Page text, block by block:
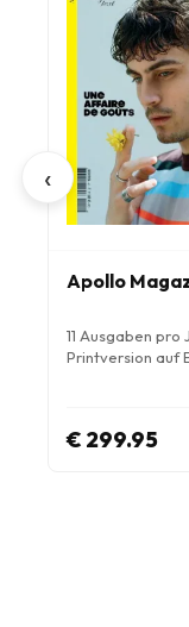
‹
Apollo
11 Ausgaben pro
Printversion auf
€ 299.95